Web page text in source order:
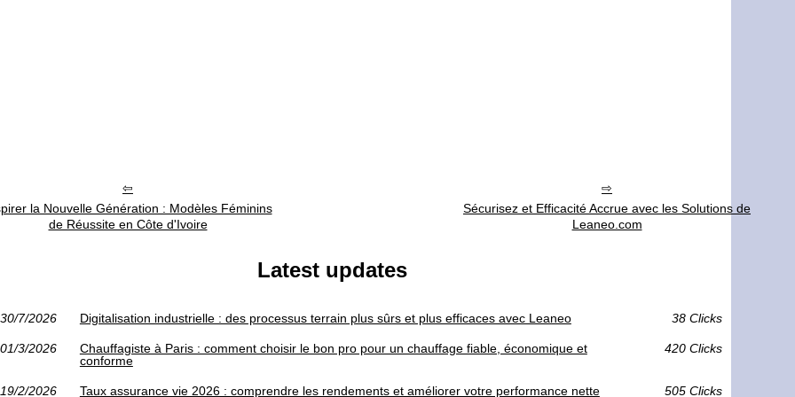
la Nouvelle Génération : Modèles Féminins
de Réussite en Côte d'Ivoire
Sécurisez et Efficacité Accrue avec les Solutions de
Leaneo.com
Latest updates
30/7/2026 Digitalisation industrielle : des processus terrain plus sûrs et plus efficaces avec Leaneo 38 Clicks
01/3/2026
Chauffagiste à Paris : comment choisir le bon pro pour un chauffage fiable, économique et
conforme
420 Clicks
19/2/2026 Taux assurance vie 2026 : comprendre les rendements et améliorer votre performance nette 505 Clicks